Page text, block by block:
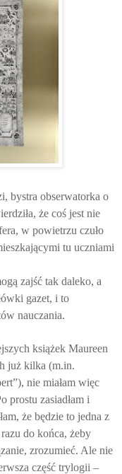
bystra obserwatorka o
że coś jest nie
w powietrzu czuło
tu uczniami
zajść tak daleko, a
gazet, i to
nauczania.
książek Maureen
już kilka (m.in.
nie miałam więc
prostu zasiadłam i
że będzie to jedna z
do końca, żeby
zrozumieć. Ale nie
część trylogii –